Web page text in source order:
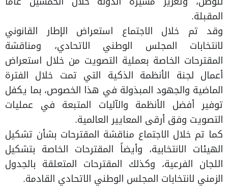
المقبلة.
وقد تم خلال الاجتماع استعراض الإطار القانوني
لانتخابات المجلس الوطني الاتحادي، ومناقشة
المقترحات الخاصة بعملية التصويت من خلال استعراض
أعمال لجنة الأنظمة الذكية التي تمت خلال الفترة
الماضية والجهود المبذولة في هذا الخصوص، بما يكفل
توفير أفضل الأنظمة والآليات المتبعة في عمليات
التصويت وفق أرقى المعايير العالمية.
كما تم خلال الاجتماع مناقشة المقترحات بشأن تشكيل
الهيئات الانتخابية، وأيضاً المقترحات الخاصة بتشكيل
اللجان الفرعية، وكذلك المقترحات المتعلقة بالجدول
الزمني لانتخابات المجلس الوطني الاتحادي القادمة.